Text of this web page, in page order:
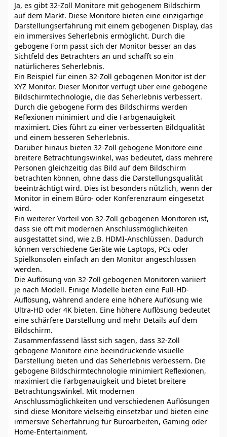
Ja, es gibt 32-Zoll Monitore mit gebogenem Bildschirm
auf dem Markt. Diese Monitore bieten eine einzigartige
Darstellungserfahrung mit einem gebogenen Display, das
ein immersives Seherlebnis ermöglicht. Durch die
gebogene Form passt sich der Monitor besser an das
Sichtfeld des Betrachters an und schafft so ein
natürlicheres Seherlebnis.
Ein Beispiel für einen 32-Zoll gebogenen Monitor ist der
XYZ Monitor. Dieser Monitor verfügt über eine gebogene
Bildschirmtechnologie, die das Seherlebnis verbessert.
Durch die gebogene Form des Bildschirms werden
Reflexionen minimiert und die Farbgenauigkeit
maximiert. Dies führt zu einer verbesserten Bildqualität
und einem besseren Seherlebnis.
Darüber hinaus bieten 32-Zoll gebogene Monitore eine
breitere Betrachtungswinkel, was bedeutet, dass mehrere
Personen gleichzeitig das Bild auf dem Bildschirm
betrachten können, ohne dass die Darstellungsqualität
beeinträchtigt wird. Dies ist besonders nützlich, wenn der
Monitor in einem Büro- oder Konferenzraum eingesetzt
wird.
Ein weiterer Vorteil von 32-Zoll gebogenen Monitoren ist,
dass sie oft mit modernen Anschlussmöglichkeiten
ausgestattet sind, wie z.B. HDMI-Anschlüssen. Dadurch
können verschiedene Geräte wie Laptops, PCs oder
Spielkonsolen einfach an den Monitor angeschlossen
werden.
Die Auflösung von 32-Zoll gebogenen Monitoren variiert
je nach Modell. Einige Modelle bieten eine Full-HD-
Auflösung, während andere eine höhere Auflösung wie
Ultra-HD oder 4K bieten. Eine höhere Auflösung bedeutet
eine schärfere Darstellung und mehr Details auf dem
Bildschirm.
Zusammenfassend lässt sich sagen, dass 32-Zoll
gebogene Monitore eine beeindruckende visuelle
Darstellung bieten und das Seherlebnis verbessern. Die
gebogene Bildschirmtechnologie minimiert Reflexionen,
maximiert die Farbgenauigkeit und bietet breitere
Betrachtungswinkel. Mit modernen
Anschlussmöglichkeiten und verschiedenen Auflösungen
sind diese Monitore vielseitig einsetzbar und bieten eine
immersive Seherfahrung für Büroarbeiten, Gaming oder
Home-Entertainment.